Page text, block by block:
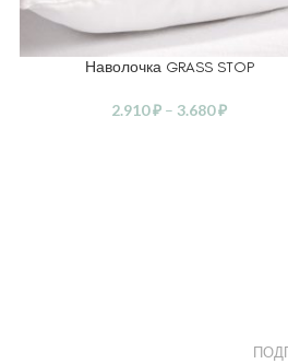
ВЫБЕРИТЕ ПАРАМЕТРЫ
Наволочка GRASS STOP
2.910₽ – 3.680₽